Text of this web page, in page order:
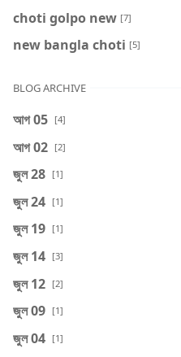
choti golpo new [7]
new bangla choti [5]
BLOG ARCHIVE
আগ 05 [4]
আগ 02 [2]
জুল 28 [1]
জুল 24 [1]
জুল 19 [1]
জুল 14 [3]
জুল 12 [2]
জুল 09 [1]
জুল 04 [1]